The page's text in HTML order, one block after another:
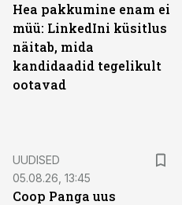
Hea pakkumine enam ei
müü: LinkedIni küsitlus
näitab, mida
kandidaadid tegelikult
ootavad
UUDISED
05.08.26, 13:45
Coop Panga uus